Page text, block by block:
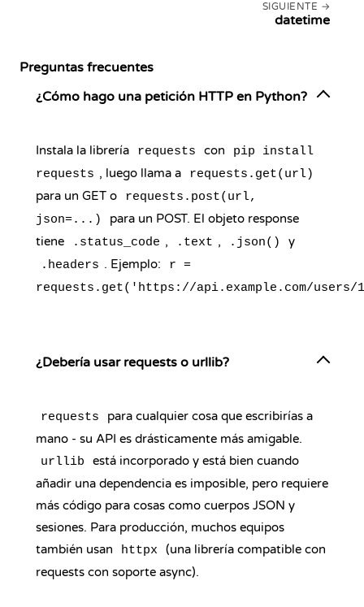
SIGUIENTE
datetime
Preguntas frecuentes
¿Cómo hago una petición HTTP en Python?
Instala la librería requests con
pip install
requests , luego llama a requests.get(url)
para un GET o
requests.post(url,
json=...)
para un POST. El objeto response
tiene
.status_code , .text , .json() y
.headers . Ejemplo:
r =
requests.get('https://api.example.com/users/
¿Debería usar requests o urllib?
requests
para cualquier cosa que escribirías a
mano - su API es drásticamente más amigable.
urllib
está incorporado y está bien cuando
añadir una dependencia es imposible, pero requiere
más código para cosas como cuerpos JSON y
sesiones. Para producción, muchos equipos
también usan
httpx
(una librería compatible con
requests con soporte async).